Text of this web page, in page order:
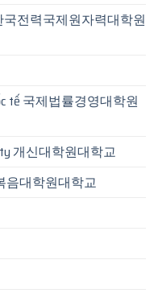
국전력국제원자력대학원
tế 국제법률경영대학원
개신대학원대학교
음대학원대학교